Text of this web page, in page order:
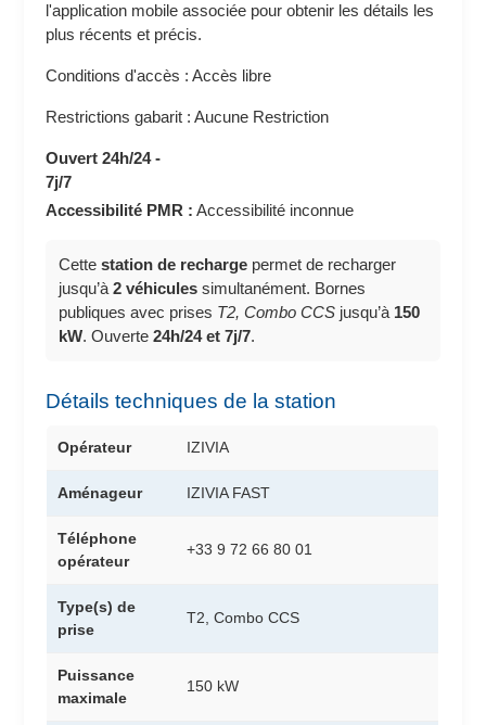
l'application mobile associée pour obtenir les détails les
plus récents et précis.
Conditions d'accès : Accès libre
Restrictions gabarit : Aucune Restriction
Ouvert 24h/24 -
7j/7
Accessibilité PMR : Accessibilité inconnue
Cettestation de recharge permet de recharger
jusqu’à2 véhicules simultanément. Bornes
publiques avec prises T2, Combo CCS jusqu’à 150
kW. Ouverte24h/24 et 7j/7.
Détails techniques de la station
Opérateur IZIVIA
Aménageur IZIVIA FAST
Téléphone
opérateur
+33 9 72 66 80 01
Type(s) de
prise
T2, Combo CCS
Puissance
maximale
150 kW